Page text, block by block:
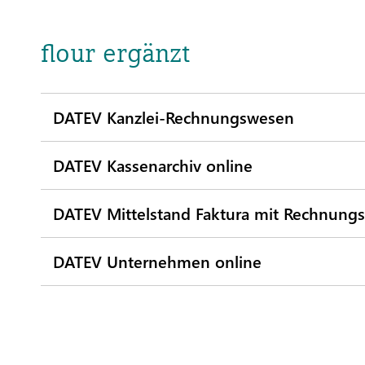
flour ergänzt
DATEV Kanzlei-Rechnungswesen
DATEV Kassenarchiv online
DATEV Mittelstand Faktura mit
DATEV Unternehmen online